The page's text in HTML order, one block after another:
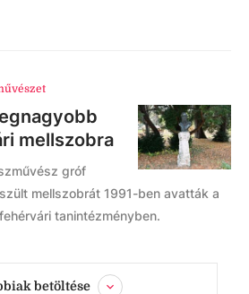
mellszobra
gróf
mellszobrát 1991-ben avatták a
tanintézményben.
betöltése